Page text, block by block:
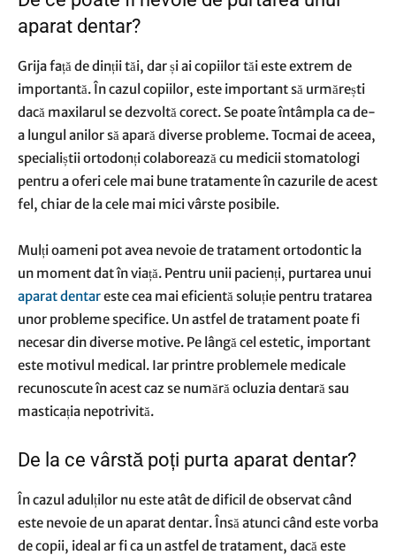
aparat dentar?
Grija față de dinții tăi, dar și ai copiilor tăi este extrem de
importantă. În cazul copiilor, este important să urmărești
dacă maxilarul se dezvoltă corect. Se poate întâmpla ca de-
a lungul anilor să apară diverse probleme. Tocmai de aceea,
specialiștii ortodonți colaborează cu medicii stomatologi
pentru a oferi cele mai bune tratamente în cazurile de acest
fel, chiar de la cele mai mici vârste posibile.
Mulți oameni pot avea nevoie de tratament ortodontic la
un moment dat în viață. Pentru unii pacienți, purtarea unui
aparat dentareste cea mai eficientă soluție pentru tratarea
unor probleme specifice. Un astfel de tratament poate fi
necesar din diverse motive. Pe lângă cel estetic, important
este motivul medical. Iar printre problemele medicale
recunoscute în acest caz se numără ocluzia dentară sau
masticația nepotrivită.
De la ce vârstă poți purta aparat dentar?
În cazul adulților nu este atât de dificil de observat când
este nevoie de un aparat dentar. Însă atunci când este vorba
de copii, ideal ar fi ca un astfel de tratament, dacă este